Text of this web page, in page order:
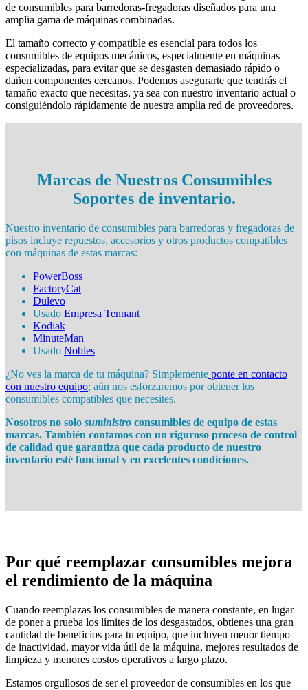
de consumibles para barredoras-fregadoras diseñados para una
amplia gama de máquinas combinadas.
El tamaño correcto y compatible es esencial para todos los
consumibles de equipos mecánicos, especialmente en máquinas
especializadas, para evitar que se desgasten demasiado rápido o
dañen componentes cercanos. Podemos asegurarte que tendrás el
tamaño exacto que necesitas, ya sea con nuestro inventario actual o
consiguiéndolo rápidamente de nuestra amplia red de proveedores.
Marcas de Nuestros Consumibles
Soportes de inventario.
Nuestro inventario de consumibles para barredoras y fregadoras de
pisos incluye repuestos, accesorios y otros productos compatibles
con máquinas de estas marcas:
PowerBoss
FactoryCat
Dulevo
Usado Empresa Tennant
Kodiak
MinuteMan
Usado Nobles
¿No ves la marca de tu máquina? Simplemente ponte en contacto
con nuestro equipo; aún nos esforzaremos por obtener los
consumibles compatibles que necesites.
Nosotros no solo suministro consumibles de equipo de estas
marcas. También contamos con un riguroso proceso de control
de calidad que garantiza que cada producto de nuestro
inventario esté funcional y en excelentes condiciones.
Por qué reemplazar consumibles mejora
el rendimiento de la máquina
Cuando reemplazas los consumibles de manera constante, en lugar
de poner a prueba los límites de los desgastados, obtienes una gran
cantidad de beneficios para tu equipo, que incluyen menor tiempo
de inactividad, mayor vida útil de la máquina, mejores resultados de
limpieza y menores costos operativos a largo plazo.
Estamos orgullosos de ser el proveedor de consumibles en los que